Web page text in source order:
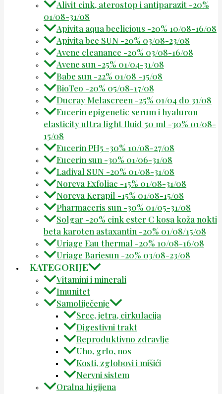
Alivit cink, aterostop i antiparazit -20%
01/08-31/08
Apivita aqua beelicious -20% 10/08-16/08
Apivita bee SUN -20% 03/08-23/08
Avene cleanance -20% 03/08-16/08
Avene sun -25% 01/04-31/08
Babe sun -22% 01/08 -15/08
BioTeo -20% 05/08-17/08
Ducray Melascreen -25% 01/04 do 31/08
Eucerin epigenetic serum i hyaluron
elasticity ultra light fluid 50 ml -30% 01/08-
15/08
Eucerin PH5 -30% 10/08-27/08
Eucerin sun -30% 01/06-31/08
Ladival SUN -20% 01/08-31/08
Noreva Exfoliac -15% 01/08-31/08
Noreva Kerapil -15% 01/08-15/08
Pharmaceris sun -30% 01/05-31/08
Solgar -20% cink ester C kosa koža nokti
beta karoten astaxantin -20% 01/08/15/08
Uriage Eau thermal -20% 10/08-16/08
Uriage Bariesun -20% 03/08-23/08
KATEGORIJE
Vitamini i minerali
Imunitet
Samoliječenje
Srce, jetra, cirkulacija
Digestivni trakt
Reproduktivno zdravlje
Uho, grlo, nos
Kosti, zglobovi i mišići
Nervni sistem
Oralna higijena